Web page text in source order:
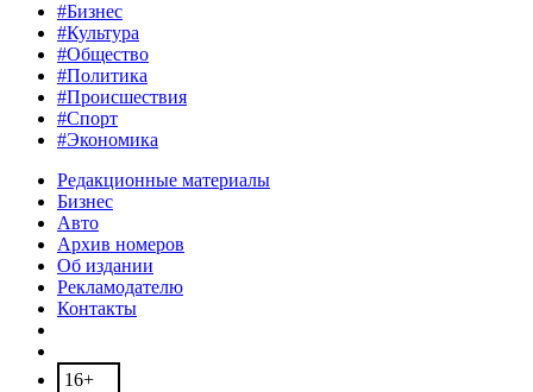
#Бизнес
#Культура
#Общество
#Политика
#Происшествия
#Спорт
#Экономика
Редакционные материалы
Бизнес
Авто
Архив номеров
Об издании
Рекламодателю
Контакты
16+